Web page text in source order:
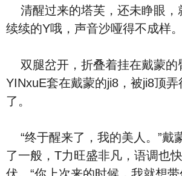
清醒过来的塔芙，还未睁眼，
续续的Y哦，声音沙哑得不成样。
双腿岔开，折叠着挂在戴蒙的
YINxuE套在戴蒙的ji8，被ji8顶
了。
“终于醒来了，我的美人。”戴
了一般，T力旺盛非凡，语调也